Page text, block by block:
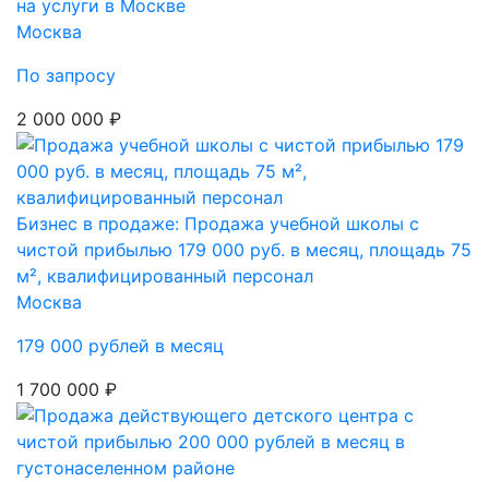
на услуги в Москве
Москва
По запросу
2 000 000 ₽
Бизнес в продаже: Продажа учебной школы с
чистой прибылью 179 000 руб. в месяц, площадь 75
м², квалифицированный персонал
Москва
179 000 рублей в месяц
1 700 000 ₽